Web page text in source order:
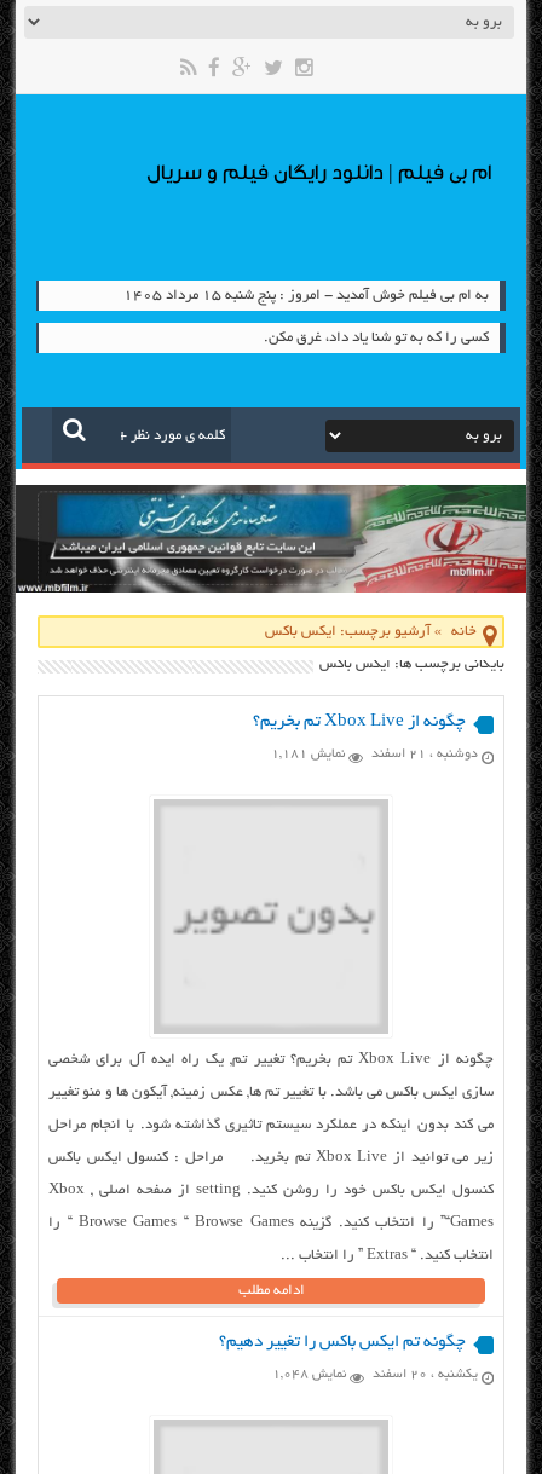
ام بی فیلم | دانلود رایگان فیلم و سریال
به ام بی فیلم خوش آمدید - امروز : پنج شنبه ۱۵ مرداد ۱۴۰۵
کسی را که به تو شنا یاد داد، غرق مکن.
خانه » آرشیو برچسب: ایکس باکس
بایگانی برچسب ها: ایکس باکس
چگونه از Xbox Live تم بخریم؟
دوشنبه ، ۲۱ اسفند نمایش 1,181
چگونه از Xbox Live تم بخریم؟ تغییر تم, یک راه ایده آل برای شخصی
سازی ایکس باکس می باشد. با تغییر تم ها, عکس زمینه, آیکون ها و منو تغییر
می کند بدون اینکه در عملکرد سیستم تاثیری گذاشته شود. با انجام مراحل
زیر می توانید از Xbox Live تم بخرید. مراحل : کنسول ایکس باکس
کنسول ایکس باکس خود را روشن کنید. setting از صفحه اصلی Xbox ,
“Games” را انتخاب کنید. گزینه Browse Games “ Browse Games “ را
انتخاب کنید. “ Extras ” را انتخاب ...
ادامه مطلب
چگونه تم ایکس باکس را تغییر دهیم؟
یکشنبه ، ۲۰ اسفند نمایش 1,048